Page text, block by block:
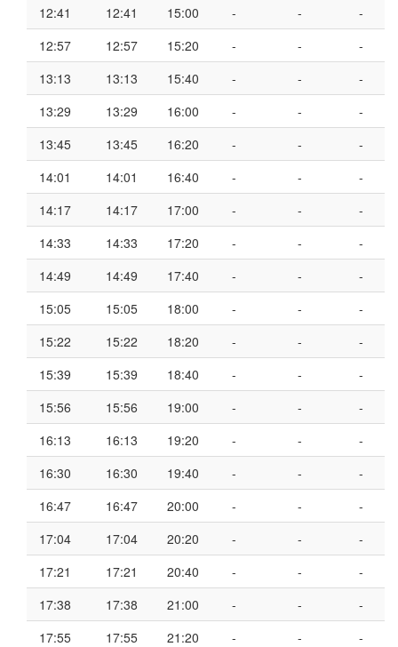
12:41
12:41 15:00 - -
-
12:57
12:57 15:20 - -
-
13:13
13:13 15:40 - -
-
13:29
13:29 16:00 - -
-
13:45
13:45 16:20 - -
-
14:01
14:01 16:40 - -
-
14:17
14:17 17:00 - -
-
14:33
14:33 17:20 - -
-
14:49
14:49 17:40 - -
-
15:05
15:05 18:00 - -
-
15:22
15:22 18:20 - -
-
15:39
15:39 18:40 - -
-
15:56
15:56 19:00 - -
-
16:13
16:13 19:20 - -
-
16:30
16:30 19:40 - -
-
16:47
16:47 20:00 - -
-
17:04
17:04 20:20 - -
-
17:21
17:21 20:40 - -
-
17:38
17:38 21:00 - -
-
17:55
17:55 21:20 - -
-